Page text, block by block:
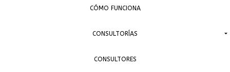
CÓMO FUNCIONA
CONSULTORÍAS
CONSULTORES